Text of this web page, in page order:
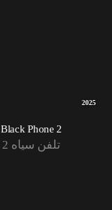
2025
Black Phone 2
تلفن سیاه 2